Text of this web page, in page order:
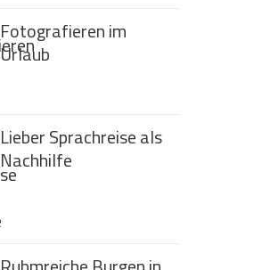
Fotografieren im
Urlaub
Lieber Sprachreise als
Nachhilfe